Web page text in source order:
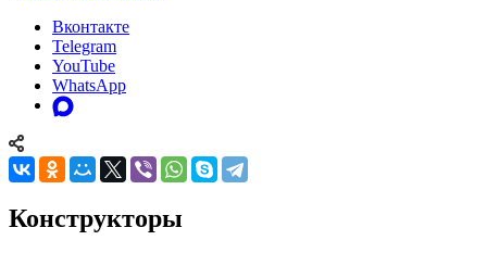
Вконтакте
Telegram
YouTube
WhatsApp
Конструкторы